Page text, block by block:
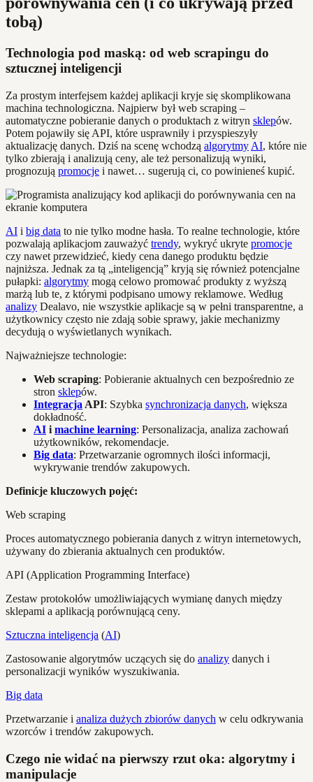
tobą)
Technologia pod maską: od web scrapingu do
sztucznej inteligencji
Za prostym interfejsem każdej aplikacji kryje się skomplikowana
machina technologiczna. Najpierw był web scraping –
automatyczne pobieranie danych o produktach z witryn sklepów.
Potem pojawiły się API, które usprawniły i przyspieszyły
aktualizację danych. Dziś na scenę wchodzą algorytmy AI, które nie
tylko zbierają i analizują ceny, ale też personalizują wyniki,
prognozują promocje i nawet… sugerują ci, co powinieneś kupić.
AI i big data to nie tylko modne hasła. To realne technologie, które
pozwalają aplikacjom zauważyć trendy, wykryć ukryte promocje
czy nawet przewidzieć, kiedy cena danego produktu będzie
najniższa. Jednak za tą „inteligencją” kryją się również potencjalne
pułapki: algorytmy mogą celowo promować produkty z wyższą
marżą lub te, z którymi podpisano umowy reklamowe. Według
analizy Dealavo, nie wszystkie aplikacje są w pełni transparentne, a
użytkownicy często nie zdają sobie sprawy, jakie mechanizmy
decydują o wyświetlanych wynikach.
Najważniejsze technologie:
Web scraping: Pobieranie aktualnych cen bezpośrednio ze
stron sklepów.
Integracja API: Szybka synchronizacja danych, większa
dokładność.
AI i machine learning: Personalizacja, analiza zachowań
użytkowników, rekomendacje.
Big data: Przetwarzanie ogromnych ilości informacji,
wykrywanie trendów zakupowych.
Definicje kluczowych pojęć:
Web scraping
Proces automatycznego pobierania danych z witryn internetowych,
używany do zbierania aktualnych cen produktów.
API (Application Programming Interface)
Zestaw protokołów umożliwiających wymianę danych między
sklepami a aplikacją porównującą ceny.
Sztuczna inteligencja (AI)
Zastosowanie algorytmów uczących się do analizy danych i
personalizacji wyników wyszukiwania.
Big data
Przetwarzanie i analiza dużych zbiorów danych w celu odkrywania
wzorców i trendów zakupowych.
Czego nie widać na pierwszy rzut oka: algorytmy i
manipulacje